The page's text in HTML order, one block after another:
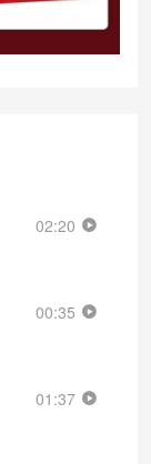
02:20
00:35
01:37